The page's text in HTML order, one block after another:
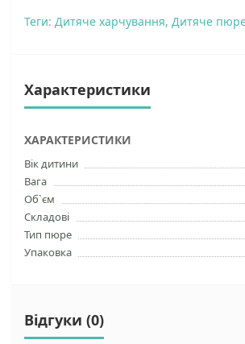
Теги: Дитяче харчування, Дитяче
Характеристики
ХАРАКТЕРИСТИКИ
Вік дитини
Вага
Об`єм
Складові
Тип пюре
Упаковка
Відгуки (0)